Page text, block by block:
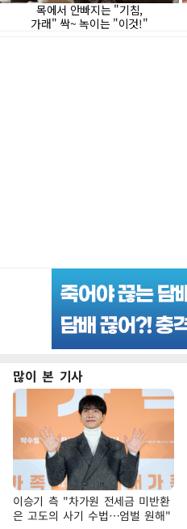
많이 본 기사
이승기 측 "차가원 전세금 미반환
은 고도의 사기 수법…엄벌 원해"